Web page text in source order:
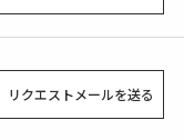
リクエストメールを送る